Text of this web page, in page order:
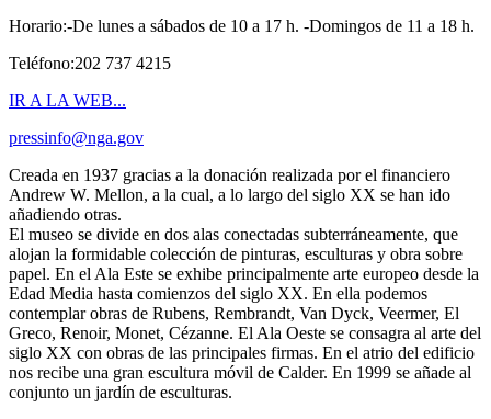
Horario:-De lunes a sábados de 10 a 17 h. -Domingos de 11 a 18 h.
Teléfono:202 737 4215
IR A LA WEB...
pressinfo@nga.gov
Creada en 1937 gracias a la donación realizada por el financiero
Andrew W. Mellon, a la cual, a lo largo del siglo XX se han ido
añadiendo otras.
El museo se divide en dos alas conectadas subterráneamente, que
alojan la formidable colección de pinturas, esculturas y obra sobre
papel. En el Ala Este se exhibe principalmente arte europeo desde la
Edad Media hasta comienzos del siglo XX. En ella podemos
contemplar obras de Rubens, Rembrandt, Van Dyck, Veermer, El
Greco, Renoir, Monet, Cézanne. El Ala Oeste se consagra al arte del
siglo XX con obras de las principales firmas. En el atrio del edificio
nos recibe una gran escultura móvil de Calder. En 1999 se añade al
conjunto un jardín de esculturas.